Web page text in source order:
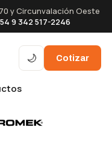
y Circunvalación Oeste
9 342 517-2246
🌙 Cotizar